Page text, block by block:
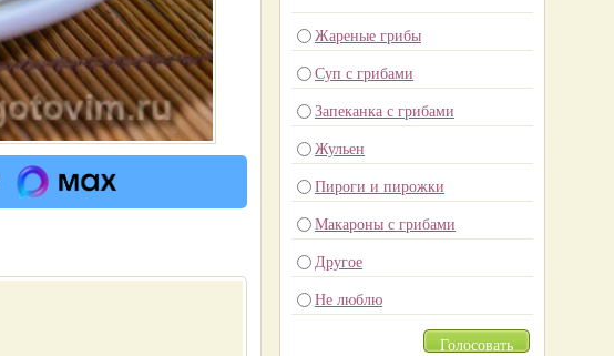
Жареные грибы
Суп с грибами
Запеканка с грибами
Жульен
Пироги и пирожки
Макароны с грибами
Другое
Не люблю
Голосовать